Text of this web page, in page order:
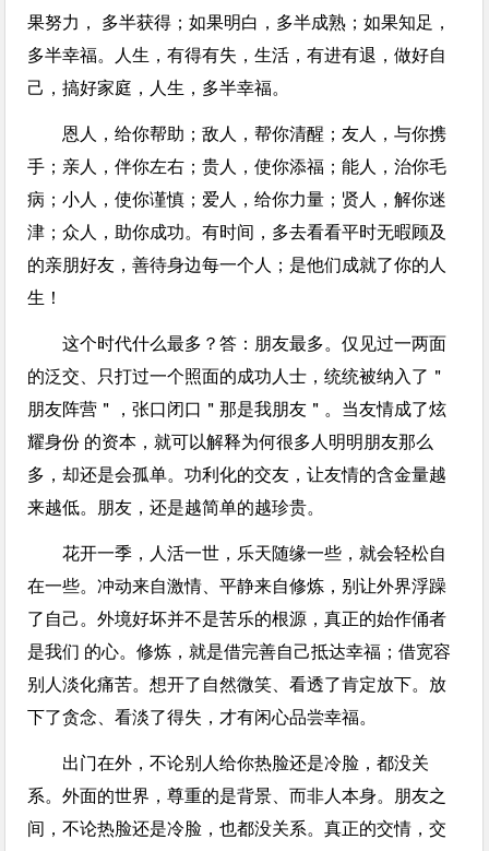
果努力， 多半获得；如果明白，多半成熟；如果知足，
多半幸福。人生，有得有失，生活，有进有退，做好自
己，搞好家庭，人生，多半幸福。
恩人，给你帮助；敌人，帮你清醒；友人，与你携
手；亲人，伴你左右；贵人，使你添福；能人，治你毛
病；小人，使你谨慎；爱人，给你力量；贤人，解你迷
津；众人，助你成功。有时间，多去看看平时无暇顾及
的亲朋好友，善待身边每一个人；是他们成就了你的人
生！
这个时代什么最多？答：朋友最多。仅见过一两面
的泛交、只打过一个照面的成功人士，统统被纳入了＂
朋友阵营＂，张口闭口＂那是我朋友＂。当友情成了炫
耀身份 的资本，就可以解释为何很多人明明朋友那么
多，却还是会孤单。功利化的交友，让友情的含金量越
来越低。朋友，还是越简单的越珍贵。
花开一季，人活一世，乐天随缘一些，就会轻松自
在一些。冲动来自激情、平静来自修炼，别让外界浮躁
了自己。外境好坏并不是苦乐的根源，真正的始作俑者
是我们 的心。修炼，就是借完善自己抵达幸福；借宽容
别人淡化痛苦。想开了自然微笑、看透了肯定放下。放
下了贪念、看淡了得失，才有闲心品尝幸福。
出门在外，不论别人给你热脸还是冷脸，都没关
系。外面的世界，尊重的是背景、而非人本身。朋友之
间，不论热脸还是冷脸，也都没关系。真正的交情，交